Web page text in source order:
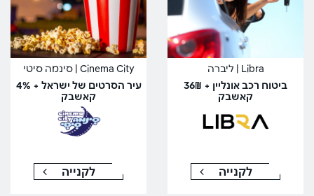
Libra | ליברה
ביטוח רכב אונליין + 36₪
קאשבק
לקנייה
Cinema City | סינמה סיטי
עיר הסרטים של ישראל + 4%
קאשבק
לקנייה